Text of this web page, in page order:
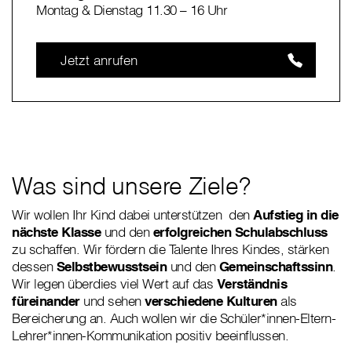
Montag & Dienstag 11.30 – 16 Uhr
Jetzt anrufen
Was sind unsere Ziele?
Wir wollen Ihr Kind dabei unterstützen denAufstieg in die
nächste Klasseund denerfolgreichen Schulabschluss
zu schaffen. Wir fördern die Talente Ihres Kindes, stärken
dessenSelbstbewusstsein und denGemeinschaftssinn.
Wir legen überdies viel Wert auf das Verständnis
füreinanderund sehenverschiedene Kulturenals
Bereicherung an. Auch wollen wir die Schüler*innen-Eltern-
Lehrer*innen-Kommunikation positiv beeinflussen.